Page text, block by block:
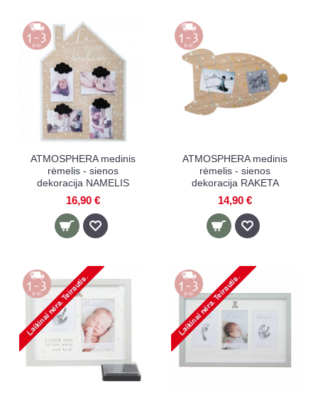
ATMOSPHERA medinis
rėmelis - sienos
dekoracija NAMELIS
16,90 €
ATMOSPHERA medinis
rėmelis - sienos
dekoracija RAKETA
14,90 €